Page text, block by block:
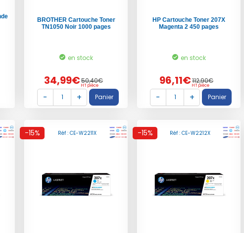
BROTHER Cartouche Toner
TN1050 Noir 1000 pages
en stock
34,99€50,40€
HT pièce
HP Cartouche Toner 207X
Magenta 2 450 pages
en stock
96,11€112,90€
HT pièce
-15% Réf : CE-W2211X -15% Réf : CE-W2212X